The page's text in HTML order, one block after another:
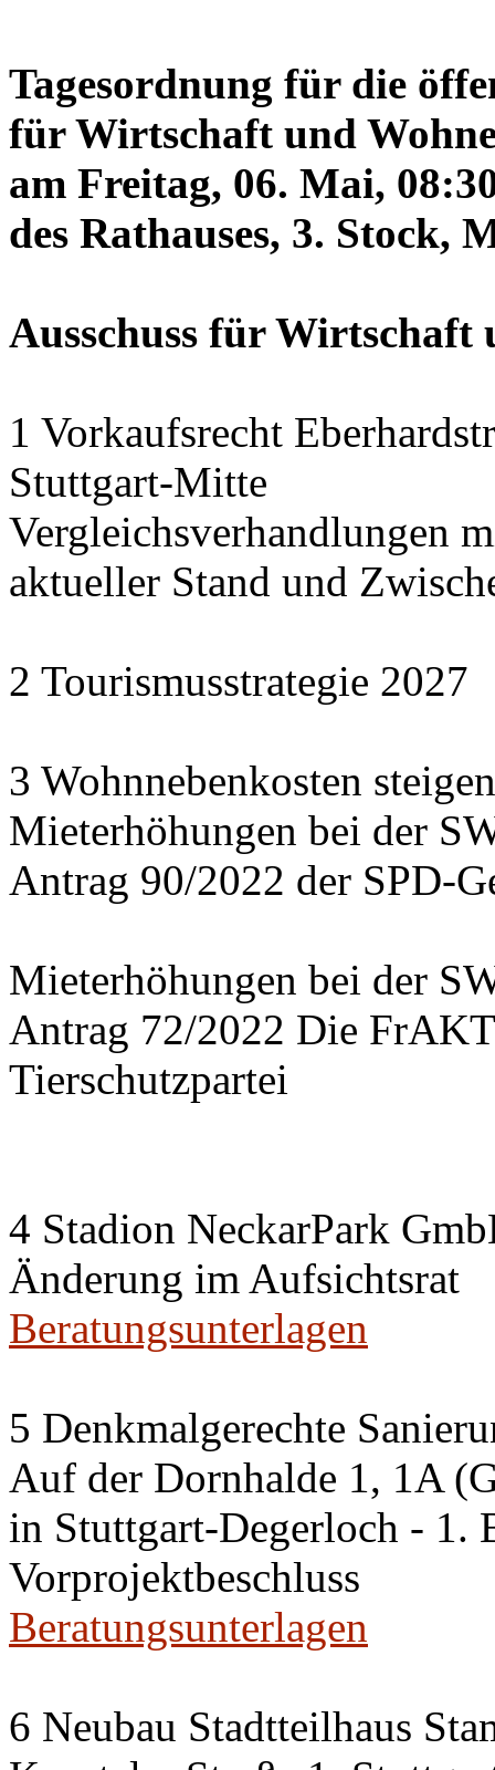
Tagesordnung für die
für Wirtschaft und
am Freitag, 06. Mai,
des Rathauses, 3. Stock,
Ausschuss für Wirtschaft
1 Vorkaufsrecht
Stuttgart-Mitte
Vergleichsverhandlungen
aktueller Stand und
2 Tourismusstrategie 2027
3 Wohnnebenkosten
Mieterhöhungen bei der
Antrag 90/2022 der SPD-
Mieterhöhungen bei der
Antrag 72/2022 Die
Tierschutzpartei
4 Stadion NeckarPark
Änderung im Aufsichtsrat
Beratungsunterlagen
5 Denkmalgerechte
Auf der Dornhalde 1, 1A
in Stuttgart-Degerloch - 1.
Vorprojektbeschluss
Beratungsunterlagen
6 Neubau Stadtteilhaus